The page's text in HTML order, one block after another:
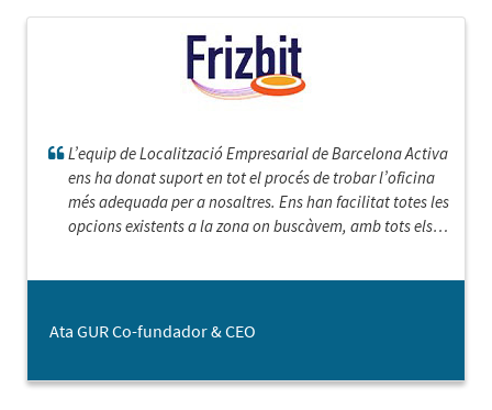
L’equip de Localització Empresarial de Barcelona Activa
ens ha donat suport en tot el procés de trobar l’oficina
més adequada per a nosaltres. Ens han facilitat totes les
opcions existents a la zona on buscàvem, amb tots els
Ata GUR Co-fundador & CEO